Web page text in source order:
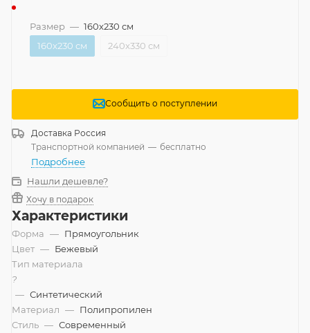
Размер — 160x230 см
160x230 см
240x330 см
Сообщить о поступлении
Доставка Россия
Транспортной компанией — бесплатно
Подробнее
Нашли дешевле?
Хочу в подарок
Характеристики
Форма — Прямоугольник
Цвет — Бежевый
Тип материала
?
— Синтетический
Материал — Полипропилен
Стиль — Современный